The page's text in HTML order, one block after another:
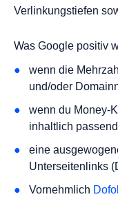
Verlinkungstiefen
Was Google positiv
wenn die
und/oder
wenn du Money-
inhaltlich
eine
Unterseitenlinks
Vornehmlich